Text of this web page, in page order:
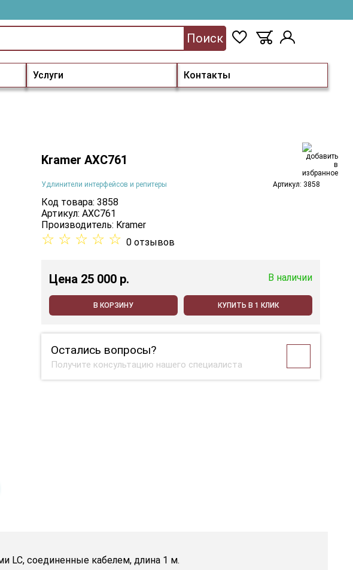
Услуги Контакты
Поиск
Kramer AXC761
Удлинители интерфейсов и репитеры Артикул: 3858
Код товара: 3858
Артикул: AXC761
Производитель: Kramer
☆ ☆ ☆ ☆ ☆ 0 отзывов
Цена 25 000 p. В наличии
В КОРЗИНУ КУПИТЬ В 1 КЛИК
Остались вопросы?
Получите консультацию нашего специалиста
LC, соединенные кабелем, длина 1 м.